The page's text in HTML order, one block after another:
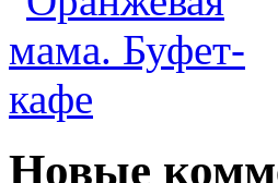
Новые